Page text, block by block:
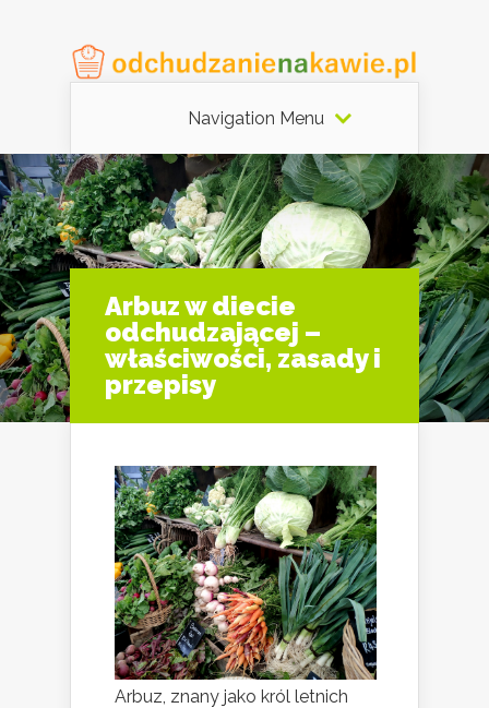
Navigation Menu
Arbuz w diecie
odchudzającej –
właściwości, zasady i
przepisy
Arbuz, znany jako król letnich